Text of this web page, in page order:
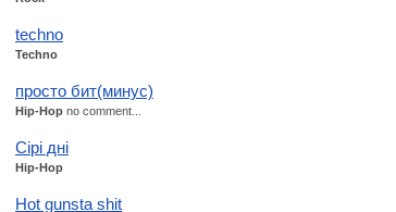
techno
Techno
просто бит(минус)
Hip-Hop no comment...
Сірі дні
Hip-Hop
Hot gunsta shit